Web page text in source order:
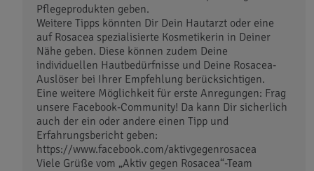
Pflegeprodukten geben.
Weitere Tipps könnten Dir Dein Hautarzt oder eine
auf Rosacea spezialisierte Kosmetikerin in Deiner
Nähe geben. Diese können zudem Deine
individuellen Hautbedürfnisse und Deine Rosacea-
Auslöser bei Ihrer Empfehlung berücksichtigen.
Eine weitere Möglichkeit für erste Anregungen: Frag
unsere Facebook-Community! Da kann Dir sicherlich
auch der ein oder andere einen Tipp und
Erfahrungsbericht geben:
https://www.facebook.com/aktivgegenrosacea
Viele Grüße vom „Aktiv gegen Rosacea“-Team